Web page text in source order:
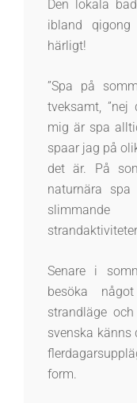
Den lokala
ibland
härligt!
”Spa på
tveksamt,
mig är spa
spaar jag på
det är. På
naturnära
Senare i
besöka
strandläge
svenska känns
form.